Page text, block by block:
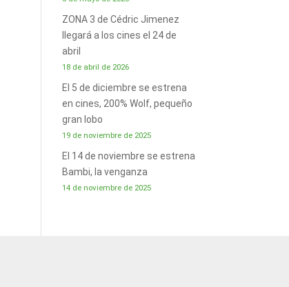
ZONA 3 de Cédric Jimenez
llegará a los cines el 24 de
abril
18 de abril de 2026
El 5 de diciembre se estrena
en cines, 200% Wolf, pequeño
gran lobo
19 de noviembre de 2025
El 14 de noviembre se estrena
Bambi, la venganza
14 de noviembre de 2025